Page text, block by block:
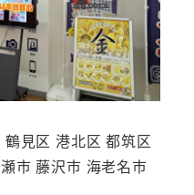
見区 港北区 都筑区
市 藤沢市 海老名市